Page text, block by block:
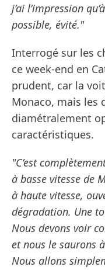
j’ai l’impression
possible, évité."
Interrogé sur les
ce week-end en
prudent, car la
Monaco, mais les
diamétralement
caractéristiques.
"C’est
à basse vitesse de
à haute vitesse,
dégradation. Une
Nous devons voir
et nous le saurons
Nous allons